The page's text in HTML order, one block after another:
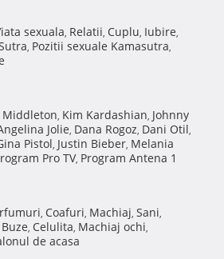
sexuala, Relatii, Cuplu, Iubire,
, Pozitii sexuale Kamasutra,
Middleton, Kim Kardashian, Johnny
Jolie, Dana Rogoz, Dani Otil,
Pistol, Justin Bieber, Melania
Pro TV, Program Antena 1
, Coafuri, Machiaj, Sani,
Buze, Celulita, Machiaj ochi,
de acasa